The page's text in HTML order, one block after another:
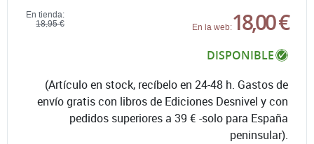
En tienda:
18,95 €
En la web:18,00 €
DISPONIBLE
(Artículo en stock, recíbelo en 24-48 h. Gastos de
envío gratis con libros de Ediciones Desnivel y con
pedidos superiores a 39 € -solo para España
peninsular).